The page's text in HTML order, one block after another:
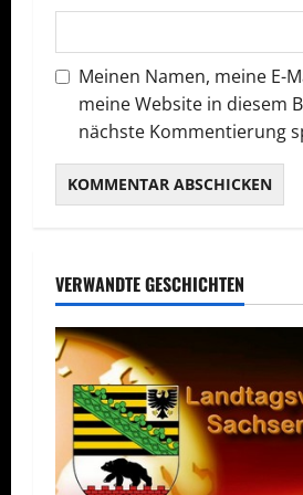
Meinen Namen, meine E-
meine Website in diesem
nächste Kommentierung
VERWANDTE GESCHICHTEN